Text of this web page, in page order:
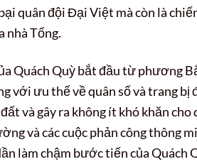
quân đội Đại Việt mà còn là
nhà Tống.
Quách Quỳ bắt đầu từ phương
với ưu thế về quân số và trang
và gây ra không ít khó khăn
và các cuộc phản công thông
làm chậm bước tiến của Quách